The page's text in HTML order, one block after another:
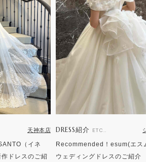
天神本店
（イネ
ドレスのご紹
DRESS紹介 ETC..
Recommended！esum(エス
ウェディングドレスのご紹介